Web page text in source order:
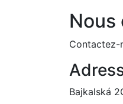
Contactez-
Bajkalská